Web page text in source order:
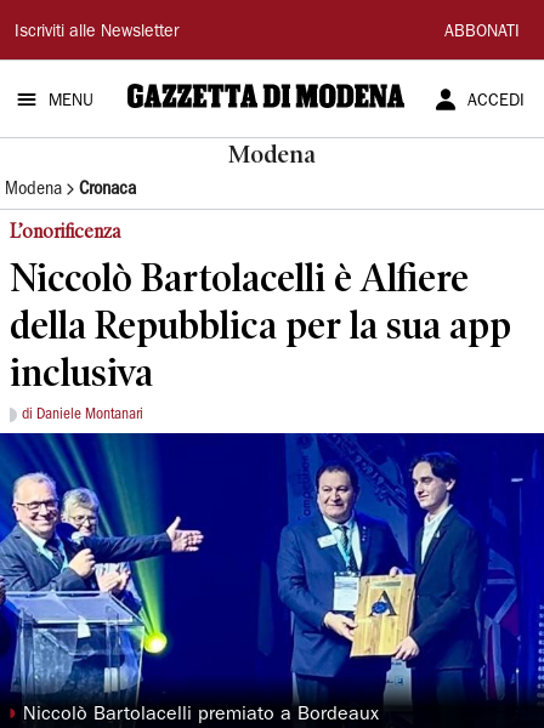
Gazzetta
di
Modena
Iscriviti alle Newsletter ABBONATI
MENU ACCEDI
Modena
Modena Cronaca
L’onorificenza
Niccolò Bartolacelli è Alfiere
della Repubblica per la sua app
inclusiva
di Daniele Montanari
◗ Niccolò Bartolacelli premiato a Bordeaux